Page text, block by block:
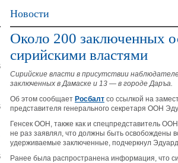
Новости
Около 200 заключенных
сирийскими властями
Сирийские власти в присутствии
заключенных в Дамаске и 13 — в городе Даръа.
Об этом сообщает Росбалт со ссылкой на
представителя генерального секретаря ООН
Генсек ООН, также как и спецпредставитель ООН
не раз заявлял, что должны быть освобождены
удерживаемые заключенные, подчеркнул
Ранее была распространена информация, что